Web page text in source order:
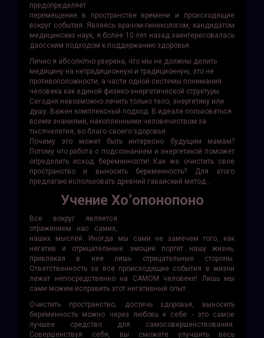
предопределяет
перемещение в пространстве времени и происходящие
вокруг события. Являясь врачом-гинекологом, кандидатом
медицинских наук, я более 10 лет назад заинтересовалась
даосским подходом к поддержанию здоровья.
Лично я абсолютно уверена, что мы не должны делить
медицину на нетрадиционную и традиционную, это не
противоположности, а части одной системы понимания
человека как единой физико-энергетической структуры.
Сегодня невозможно лечить только тело, энергетику или
душу. Важен комплексный подход. В идеале пользоваться
всеми знаниями, накопленными человечеством за
тысячелетия, во благо своего здоровья.
Почему это может быть интересно будущим мамам?
Потому что работа с подсознанием и энергетикой поможет
определить исход беременности! Как же очистить свое
пространство и выносить беременность? Для этого
предлагаю использовать древний гавайский метод…
Учение Хо’опонопоно
Все вокруг является
отражением нас самих,
наших мыслей. Иногда мы сами не замечем того, как
негатив и отрицательные эмоции портят нашу жизнь,
привлекая в нее лишь отрицательные стороны.
Ответственность за все происходящие события в жизни
лежат непосредственно на САМОМ человеке! Лишь мы
сами можем исправить этот негативный опыт.
Очистить пространство, достичь здоровья, выносить
беременность можно через любовь к себе - это самое
лучшее средство для самосовершенствования.
Совершенствуя себя, вы сможете улучшить весь